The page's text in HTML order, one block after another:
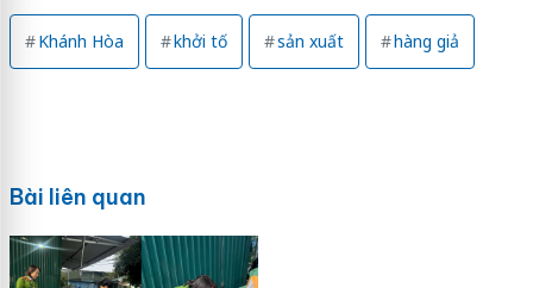
Khánh Hòa khởi tố sản xuất hàng giả
Bài liên quan